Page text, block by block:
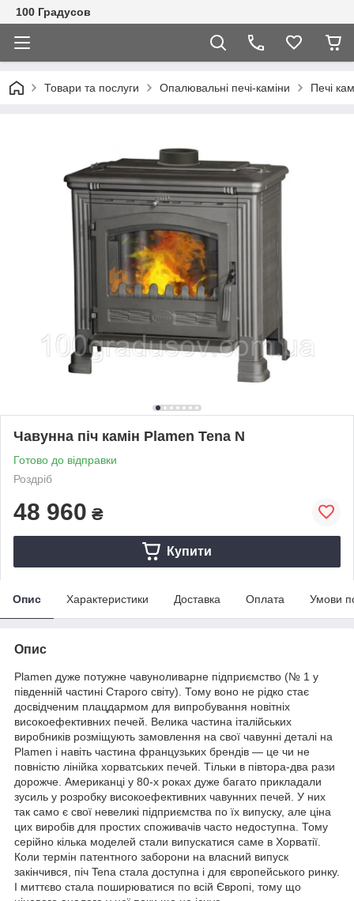
100 Градусов
Товари та послуги Опалювальні печі-каміни Печі
Чавунна піч камін Plamen Tena N
Готово до відправки
Роздріб
48 960 ₴
Купити
Опис Характеристики Доставка Оплата Умови
Опис
Plamen дуже потужне чавуноливарне підприємство (№ 1 у
південній частині Старого світу). Тому воно не рідко стає
досвідченим плацдармом для випробування новітніх
високоефективних печей. Велика частина італійських
виробників розміщують замовлення на свої чавунні деталі на
Plamen і навіть частина французьких брендів — це чи не
повністю лінійка хорватських печей. Тільки в півтора-два рази
дорожче. Американці у 80-х роках дуже багато прикладали
зусиль у розробку високоефективних чавунних печей. У них
так само є свої невеликі підприємства по їх випуску, але ціна
цих виробів для простих споживачів часто недоступна. Тому
серійно кілька моделей стали випускатися саме в Хорватії.
Коли термін патентного заборони на власний випуск
закінчився, піч Tena стала доступна і для європейського ринку.
І миттєво стала поширюватися по всій Європі, тому що